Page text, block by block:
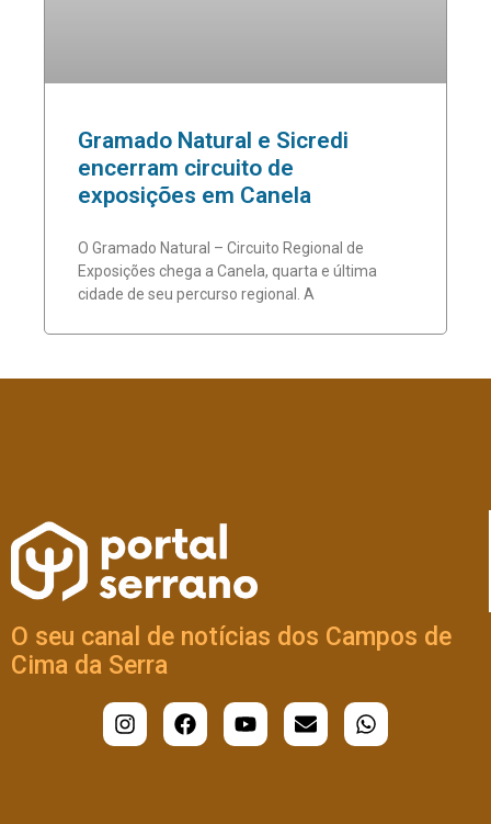
Gramado Natural e Sicredi
encerram circuito de
exposições em Canela
O Gramado Natural – Circuito Regional de
Exposições chega a Canela, quarta e última
cidade de seu percurso regional. A
O seu canal de notícias dos Campos de
Cima da Serra